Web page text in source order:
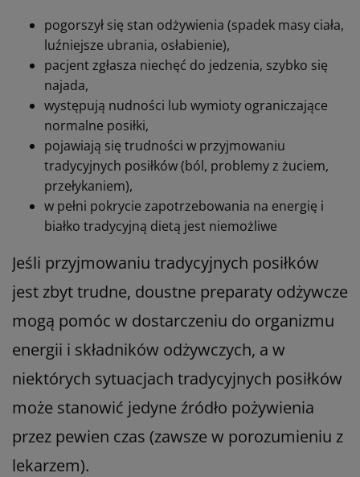
pogorszył się stan odżywienia (spadek masy ciała,
luźniejsze ubrania, osłabienie),
pacjent zgłasza niechęć do jedzenia, szybko się
najada,
występują nudności lub wymioty ograniczające
normalne posiłki,
pojawiają się trudności w przyjmowaniu
tradycyjnych posiłków (ból, problemy z żuciem,
przełykaniem),
w pełni pokrycie zapotrzebowania na energię i
białko tradycyjną dietą jest niemożliwe
Jeśli przyjmowaniu tradycyjnych posiłków
jest zbyt trudne, doustne preparaty odżywcze
mogą pomóc w dostarczeniu do organizmu
energii i składników odżywczych, a w
niektórych sytuacjach tradycyjnych posiłków
może stanowić jedyne źródło pożywienia
przez pewien czas (zawsze w porozumieniu z
lekarzem).